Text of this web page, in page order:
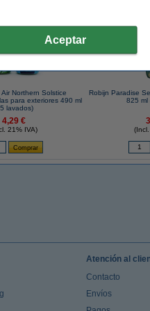
Northern Solstice
para exteriores 490 ml
lavados)
4,29 €
21% IVA)
Robijn Paradise
825 ml
Atención al
Contacto
Envíos
Aceptar